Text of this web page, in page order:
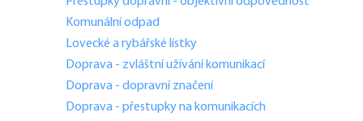
Komunální odpad
Lovecké a rybářské lístky
Doprava - zvláštní užívání komunikací
Doprava - dopravní značení
Doprava - přestupky na komunikacích